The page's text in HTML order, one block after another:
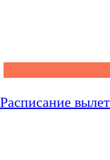
Расписание